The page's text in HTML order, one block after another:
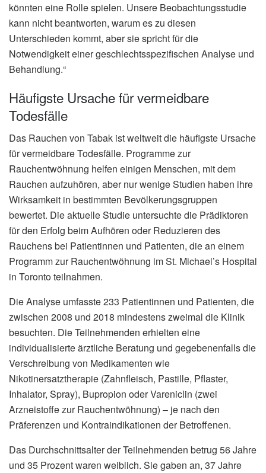
könnten eine Rolle spielen. Unsere Beobachtungsstudie
kann nicht beantworten, warum es zu diesen
Unterschieden kommt, aber sie spricht für die
Notwendigkeit einer geschlechtsspezifischen Analyse und
Behandlung.“
Häufigste Ursache für vermeidbare
Todesfälle
Das Rauchen von Tabak ist weltweit die häufigste Ursache
für vermeidbare Todesfälle. Programme zur
Rauchentwöhnung helfen einigen Menschen, mit dem
Rauchen aufzuhören, aber nur wenige Studien haben ihre
Wirksamkeit in bestimmten Bevölkerungsgruppen
bewertet. Die aktuelle Studie untersuchte die Prädiktoren
für den Erfolg beim Aufhören oder Reduzieren des
Rauchens bei Patientinnen und Patienten, die an einem
Programm zur Rauchentwöhnung im St. Michael’s Hospital
in Toronto teilnahmen.
Die Analyse umfasste 233 Patientinnen und Patienten, die
zwischen 2008 und 2018 mindestens zweimal die Klinik
besuchten. Die Teilnehmenden erhielten eine
individualisierte ärztliche Beratung und gegebenenfalls die
Verschreibung von Medikamenten wie
Nikotinersatztherapie (Zahnfleisch, Pastille, Pflaster,
Inhalator, Spray), Bupropion oder Vareniclin (zwei
Arzneistoffe zur Rauchentwöhnung) – je nach den
Präferenzen und Kontraindikationen der Betroffenen.
Das Durchschnittsalter der Teilnehmenden betrug 56 Jahre
und 35 Prozent waren weiblich. Sie gaben an, 37 Jahre